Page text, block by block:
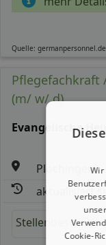
Quelle: germanpersonnel.de
(m/ w/ d)
Evangelische
Plochingen
aktualisiert
Wir
Cookie-